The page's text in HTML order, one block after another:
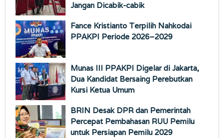
Jangan Dicabik-cabik
Fance Kristianto Terpilih Nahkodai
PPAKPI Periode 2026–2029
Munas III PPAKPI Digelar di Jakarta,
Dua Kandidat Bersaing Perebutkan
Kursi Ketua Umum
BRIN Desak DPR dan Pemerintah
Percepat Pembahasan RUU Pemilu
untuk Persiapan Pemilu 2029